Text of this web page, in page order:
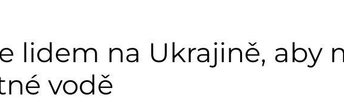
lidem na Ukrajině, aby
vodě